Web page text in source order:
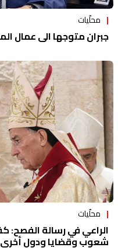
محلّيات
جبران متوجها الى عمال
محلّيات
الراعي في رسالة الفصح:
شعوب وقضايا ودول أخرى